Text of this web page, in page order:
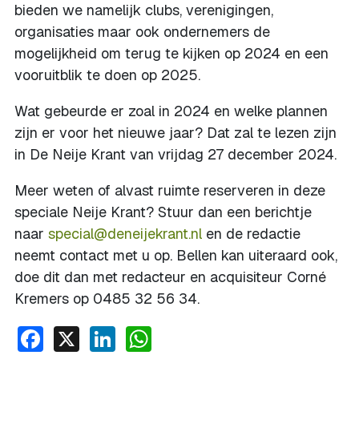
bieden we namelijk clubs, verenigingen,
organisaties maar ook ondernemers de
mogelijkheid om terug te kijken op 2024 en een
vooruitblik te doen op 2025.
Wat gebeurde er zoal in 2024 en welke plannen
zijn er voor het nieuwe jaar? Dat zal te lezen zijn
in De Neije Krant van vrijdag 27 december 2024.
Meer weten of alvast ruimte reserveren in deze
speciale Neije Krant? Stuur dan een berichtje
naar special@deneijekrant.nl en de redactie
neemt contact met u op. Bellen kan uiteraard ook,
doe dit dan met redacteur en acquisiteur Corné
Kremers op 0485 32 56 34.
Facebook
X LinkedIn